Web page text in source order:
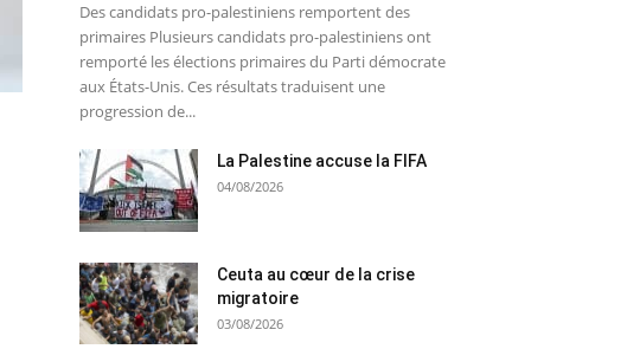
Des candidats pro-palestiniens remportent des
primaires Plusieurs candidats pro-palestiniens ont
remporté les élections primaires du Parti démocrate
aux États-Unis. Ces résultats traduisent une
progression de...
La Palestine accuse la FIFA
04/08/2026
Ceuta au cœur de la crise
migratoire
03/08/2026